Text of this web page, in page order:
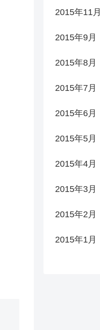
2015年11月
2015年9月
2015年8月
2015年7月
2015年6月
2015年5月
2015年4月
2015年3月
2015年2月
2015年1月